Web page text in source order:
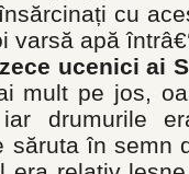
cu
varsă apă
ucenici ai
mult pe jos,
drumurile
săruta în semn